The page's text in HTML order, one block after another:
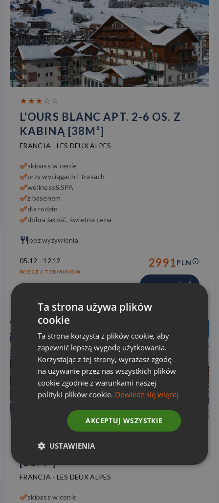
L'OURS BLANC APT. 2-6 OS. Z
KABINĄ [38M²]
FRANCJA - LES DEUX ALPES
skipass w cenie
przy wyciągach | trasach
wellness&SPA
z basenem
dla rodzin
dobra jakość, świetna cena
bez wyżywienia
05.12 - 12.12
WIĘCEJ TERMINÓW
2991PLN
SPRAWDŹ
L'OURS BLANC APT. 2-6 OS.
[50M²]
FRANCJA - LES DEUX ALPES
skipass w cenie
Ta strona używa plików
cookie
Ta strona korzysta z plików cookie, aby
zapewnić lepszą wygodę użytkowania.
Korzystając z tej strony, wyrażasz zgodę
na używanie przez nas wszystkich plików
cookie zgodnie z warunkami naszej
polityki plików cookie. Dowiedz się więcej
AKCEPTUJ WSZYSTKIE
USTAWIENIA